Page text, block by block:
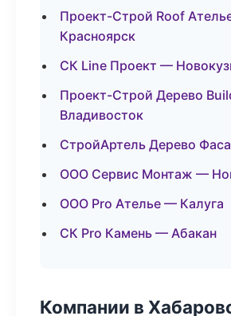
Проект-Строй Roof
Красноярск
СК Line Проект —
Проект-Строй Дерево
Владивосток
СтройАртель Дерево
ООО Сервис Монтаж —
ООО Pro Ателье — Калуга
СК Pro Камень — Абакан
Компании в